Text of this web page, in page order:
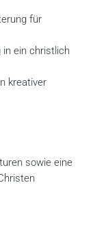
für
in ein christlich
kreativer
sowie eine